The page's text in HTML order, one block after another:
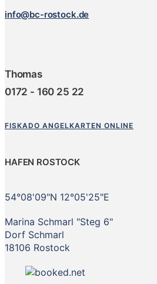
info@bc-rostock.de
Thomas
0172 - 160 25 22
FISKADO ANGELKARTEN ONLINE
HAFEN ROSTOCK
54°08'09"N 12°05'25"E
Marina Schmarl "Steg 6"
Dorf Schmarl
18106 Rostock